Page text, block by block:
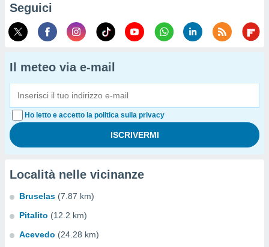
Seguici
Il meteo via e-mail
Ho letto e accetto la politica sulla privacy
Località nelle vicinanze
Bruselas (7.87 km)
Pitalito (12.2 km)
Acevedo (24.28 km)